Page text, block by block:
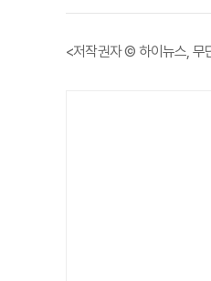
<저작권자 © 하이뉴스, 무